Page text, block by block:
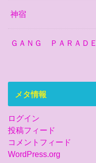
神宿
ＧＡＮＧ ＰＡＲＡＤＥ
メタ情報
ログイン
投稿フィード
コメントフィード
WordPress.org